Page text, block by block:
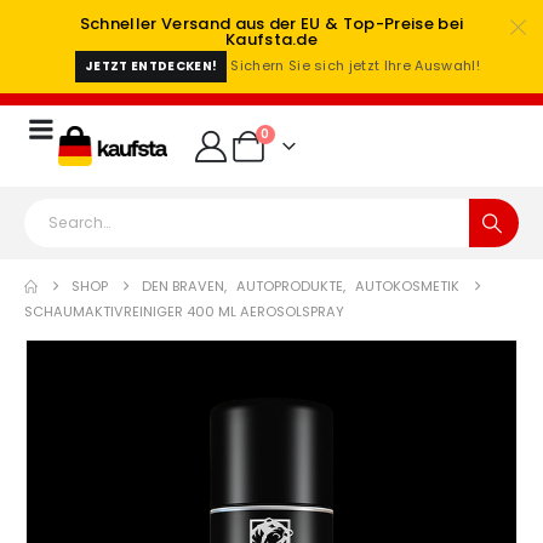
Schneller Versand aus der EU & Top-Preise bei
Kaufsta.de
JETZT ENTDECKEN! Sichern Sie sich jetzt Ihre Auswahl!
0
SHOP DEN BRAVEN, AUTOPRODUKTE, AUTOKOSMETIK
SCHAUMAKTIVREINIGER 400 ML AEROSOLSPRAY